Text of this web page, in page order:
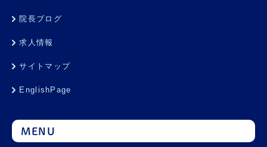
院長ブログ
求人情報
サイトマップ
EnglishPage
MENU